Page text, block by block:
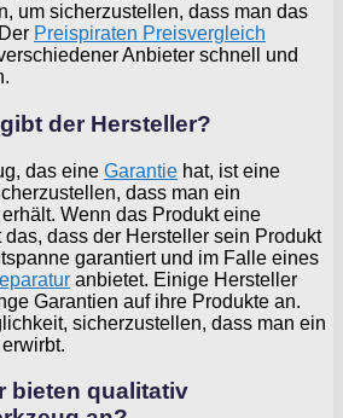
um sicherzustellen, dass man das
Preispiraten Preisvergleich
Anbieter schnell und
der Hersteller?
das eine Garantie hat, ist eine
dass man ein
Wenn das Produkt eine
dass der Hersteller sein Produkt
garantiert und im Falle eines
anbietet. Einige Hersteller
Garantien auf ihre Produkte an.
sicherzustellen, dass man ein
bieten qualitativ